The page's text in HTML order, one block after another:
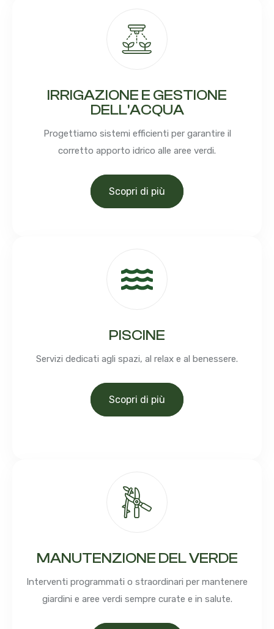
IRRIGAZIONE E GESTIONE
DELL'ACQUA
Progettiamo sistemi efficienti per garantire il
corretto apporto idrico alle aree verdi.
Scopri di più
PISCINE
Servizi dedicati agli spazi, al relax e al benessere.
Scopri di più
MANUTENZIONE DEL VERDE
Interventi programmati o straordinari per mantenere
giardini e aree verdi sempre curate e in salute.